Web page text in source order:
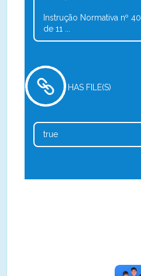
Instrução Normativa nº 40,
de 11 ...
HAS FILE(S)
true